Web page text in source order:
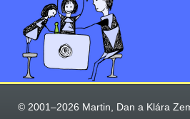
© 2001–2026 Martin, Dan a Klára